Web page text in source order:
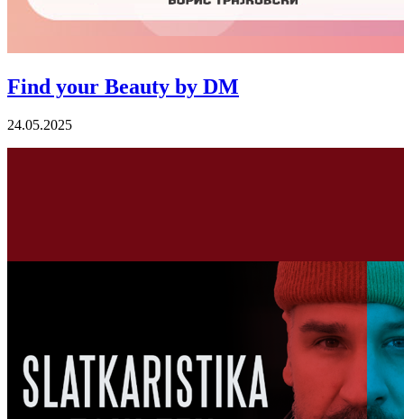
Find your Beauty by DM
24.05.2025